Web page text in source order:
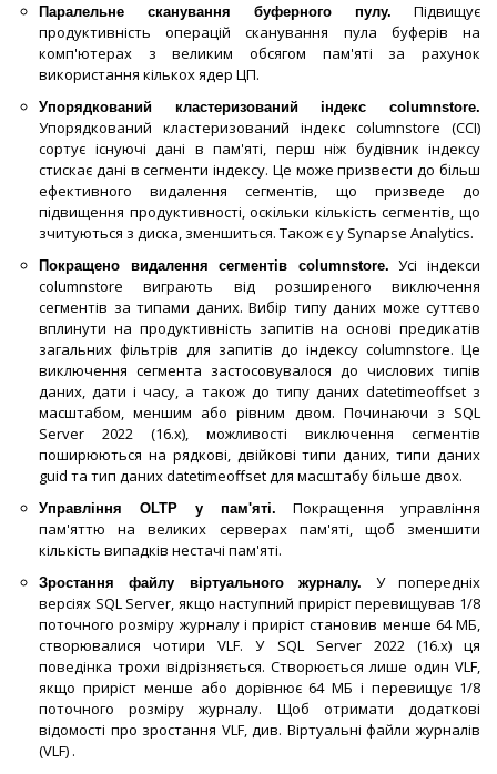
Паралельне сканування буферного пулу.
Підвищує
продуктивність операцій сканування пула буферів на
комп'ютерах з великим обсягом пам'яті за рахунок
використання кількох ядер ЦП.
Упорядкований кластеризований індекс columnstore.
Упорядкований кластеризований індекс columnstore (CCI)
сортує існуючі дані в пам'яті, перш ніж будівник індексу
стискає дані в сегменти індексу. Це може призвести до більш
ефективного видалення сегментів, що призведе до
підвищення продуктивності, оскільки кількість сегментів, що
зчитуються з диска, зменшиться. Також є у Synapse Analytics.
Покращено видалення сегментів columnstore. Усі індекси
columnstore виграють від розширеного виключення
сегментів за типами даних. Вибір типу даних може суттєво
вплинути на продуктивність запитів на основі предикатів
загальних фільтрів для запитів до індексу columnstore. Це
виключення сегмента застосовувалося до числових типів
даних, дати і часу, а також до типу даних datetimeoffset з
масштабом, меншим або рівним двом. Починаючи з SQL
Server 2022 (16.x), можливості виключення сегментів
поширюються на рядкові, двійкові типи даних, типи даних
guid та тип даних datetimeoffset для масштабу більше двох.
Управління OLTP у пам'яті.
Покращення управління
пам'яттю на великих серверах пам'яті, щоб зменшити
кількість випадків нестачі пам'яті.
Зростання файлу віртуального журналу.
У попередніх
версіях SQL Server, якщо наступний приріст перевищував 1/8
поточного розміру журналу і приріст становив менше 64 МБ,
створювалися чотири VLF. У SQL Server 2022 (16.x) ця
поведінка трохи відрізняється. Створюється лише один VLF,
якщо приріст менше або дорівнює 64 МБ і перевищує 1/8
поточного розміру журналу. Щоб отримати додаткові
відомості про зростання VLF, див. Віртуальні файли журналів
(VLF) .